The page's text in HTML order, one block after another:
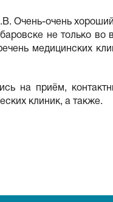
Очень-очень
не только во
медицинских
на приём,
клиник, а также.